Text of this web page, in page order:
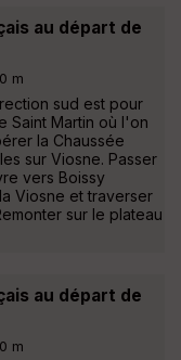
au départ de
m
sud est pour
Saint Martin où l'on
la Chaussée
sur Viosne. Passer
vers Boissy
Viosne et traverser
sur le plateau
au départ de
m